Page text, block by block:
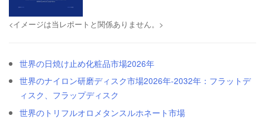
<イメージは当レポートと関係ありません。>
世界の日焼け止め化粧品市場2026年
世界のナイロン研磨ディスク市場2026年-2032年：フラットデ
ィスク、フラップディスク
世界のトリフルオロメタンスルホネート市場